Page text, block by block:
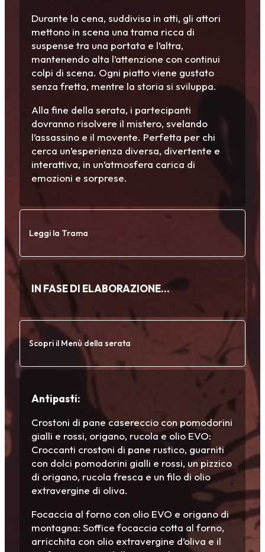
Durante la cena, suddivisa in atti, gli attori
mettono in scena una trama ricca di
suspense tra una portata e l’altra,
mantenendo alta l’attenzione con continui
colpi di scena. Ogni piatto viene gustato
senza fretta, mentre la storia si sviluppa.
Alla fine della serata, i partecipanti
dovranno risolvere il mistero, svelando
l’assassino e il movente. Perfetta per chi
cerca un’esperienza diversa, divertente e
interattiva, in un’atmosfera carica di
emozioni e sorprese.
Leggi la Trama
IN FASE DI ELABORAZIONE…
Scopri il Menù della serata
Antipasti:
Crostoni di pane casereccio con pomodorini
gialli e rossi, origano, rucola e olio EVO:
Croccanti crostoni di pane rustico, guarniti
con dolci pomodorini gialli e rossi, un pizzico
di origano, rucola fresca e un filo di olio
extravergine di oliva.
Focaccia al forno con olio EVO e origano di
montagna: Soffice focaccia cotta al forno,
arricchita con olio extravergine d’oliva e il